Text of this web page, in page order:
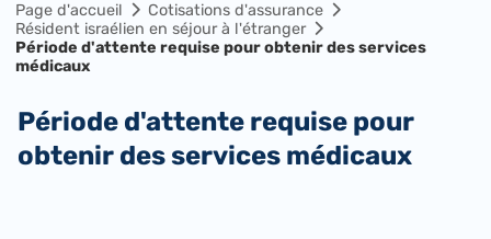
Page d'accueil
Cotisations d'assurance
Résident israélien en séjour à l'étranger
Période d'attente requise pour obtenir des services
médicaux
Période d'attente requise pour
obtenir des services médicaux